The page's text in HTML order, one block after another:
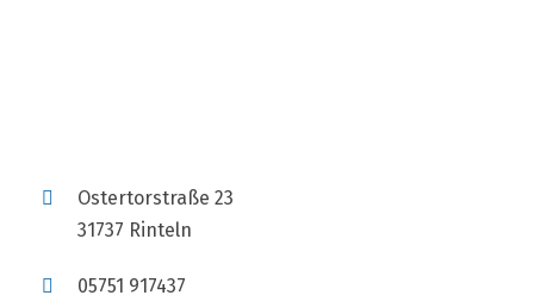
Ostertorstraße 23
31737 Rinteln
05751 917437